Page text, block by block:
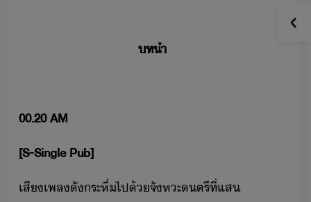
ทำ
00.20​ ​AM
[S-Single​ ​Pub]​
เสีเพล​ั​ระหึ่​ไป​้​จัหะ​ตรี​ที่​แส​